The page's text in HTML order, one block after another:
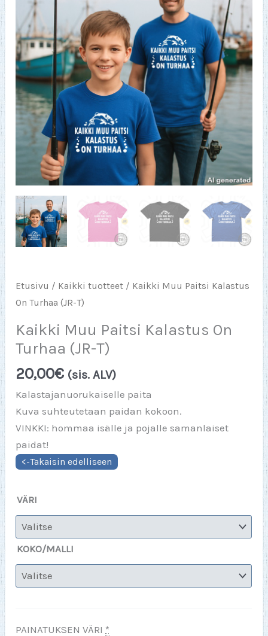
Etusivu / Kaikki tuotteet / Kaikki Muu Paitsi Kalastus
On Turhaa (JR-T)
Kaikki Muu Paitsi Kalastus On
Turhaa (JR-T)
20,00€ (sis. ALV)
Kalastajanuorukaiselle paita
Kuva suhteutetaan paidan kokoon.
VINKKI: hommaa isälle ja pojalle samanlaiset
paidat!
VÄRI
KOKO/MALLI
PAINATUKSEN VÄRI *